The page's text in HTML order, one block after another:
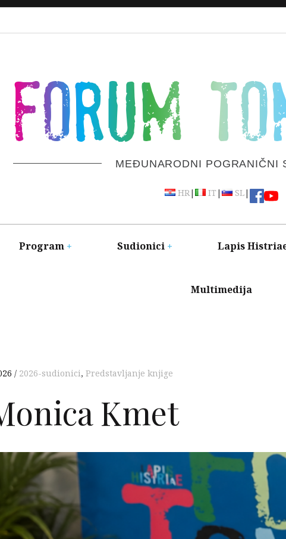
FORUM
MEĐUNARODNI POGRANIČNI
HR| IT | SL|
Program Sudionici Lapis
Multimedija
2026-sudionici, Predstavljanje knjige
Kmet